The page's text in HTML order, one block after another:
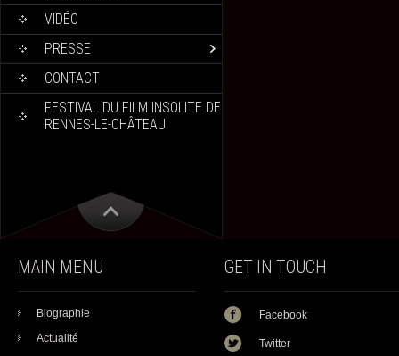
VIDÉO
PRESSE
CONTACT
FESTIVAL DU FILM INSOLITE DE
RENNES-LE-CHÂTEAU
MAIN MENU
Biographie
Actualité
GET IN TOUCH
Facebook
Twitter